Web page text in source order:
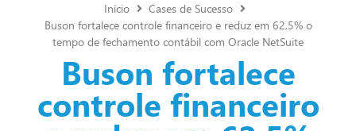
Início
Cases de Sucesso
Buson fortalece controle financeiro e reduz em 62,5% o
tempo de fechamento contábil com Oracle NetSuite
Buson fortalece
controle financeiro